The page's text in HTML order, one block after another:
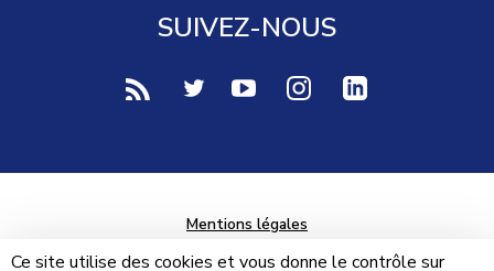
SUIVEZ-NOUS
voir notre page rss (Nouvelle fenêtre)
voir notre page twitter (Nouvelle
voir notre page youtube-play
voir notre page
Mentions légales
Données personnelles
Ce site utilise des cookies et vous donne le contrôle sur